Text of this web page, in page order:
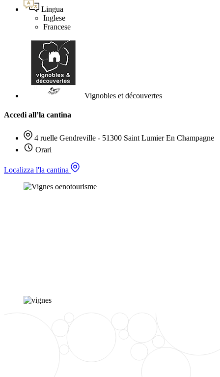
Lingua
Inglese
Francese
Vignobles et découvertes
Accedi all’la cantina
4 ruelle Gendreville - 51300 Saint Lumier En Champagne
Orari
Localizza l'la cantina